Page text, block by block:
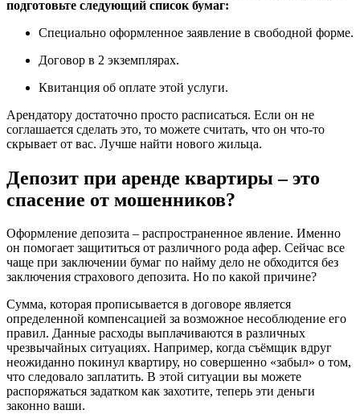
подготовьте следующий список бумаг:
Специально оформленное заявление в свободной форме.
Договор в 2 экземплярах.
Квитанция об оплате этой услуги.
Арендатору достаточно просто расписаться. Если он не
соглашается сделать это, то можете считать, что он что-то
скрывает от вас. Лучше найти нового жильца.
Депозит при аренде квартиры – это
спасение от мошенников?
Оформление депозита – распространенное явление. Именно
он помогает защититься от различного рода афер. Сейчас все
чаще при заключении бумаг по найму дело не обходится без
заключения страхового депозита. Но по какой причине?
Сумма, которая прописывается в договоре является
определенной компенсацией за возможное несоблюдение его
правил. Данные расходы выплачиваются в различных
чрезвычайных ситуациях. Например, когда съёмщик вдруг
неожиданно покинул квартиру, но совершенно «забыл» о том,
что следовало заплатить. В этой ситуации вы можете
распоряжаться задатком как захотите, теперь эти деньги
законно ваши.